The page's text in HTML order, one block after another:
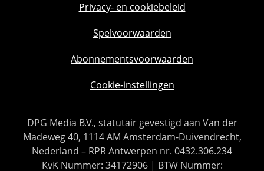
Privacy- en cookiebeleid
Spelvoorwaarden
Abonnementsvoorwaarden
Cookie-instellingen
DPG Media B.V., statutair gevestigd aan Van der
Madeweg 40, 1114 AM Amsterdam-Duivendrecht,
Nederland – RPR Antwerpen nr. 0432.306.234
KvK Nummer: 34172906 | BTW Nummer: